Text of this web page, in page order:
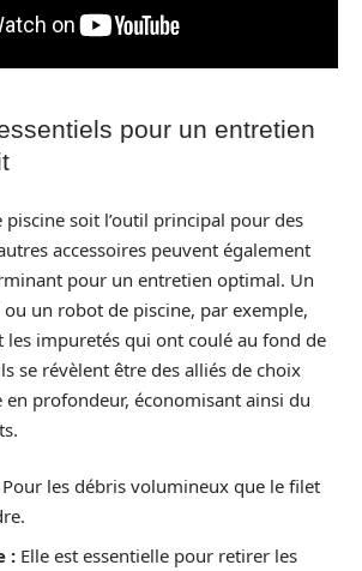
pour un entretien
soit l’outil principal pour des
accessoires peuvent également
pour un entretien optimal. Un
un robot de piscine, par exemple,
les impuretés qui ont coulé au fond de
se révèlent être des alliés de choix
profondeur, économisant ainsi du
Pour les débris volumineux que le filet
: Elle est essentielle pour retirer les